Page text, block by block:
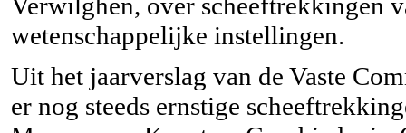
wetenschappelijke instellingen.
Uit het jaarverslag van de Vaste
er nog steeds ernstige